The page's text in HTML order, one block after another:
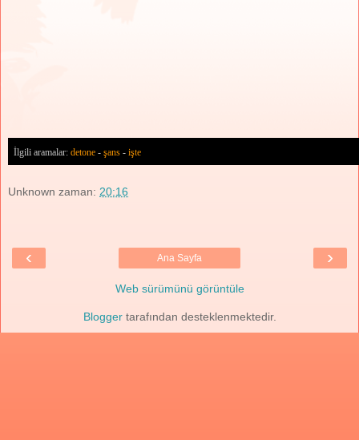
İlgili aramalar: detone - şans - işte
Unknown zaman: 20:16
‹ ›
Ana Sayfa
Web sürümünü görüntüle
Bloggertarafından desteklenmektedir.